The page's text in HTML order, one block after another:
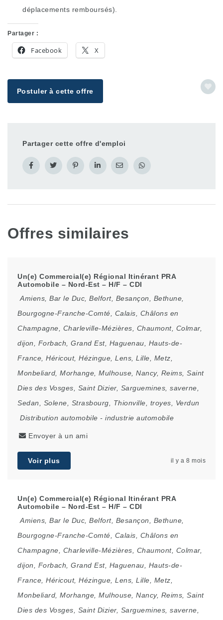
déplacements remboursés).
Partager :
Facebook X
Postuler à cette offre
Partager cette offre d'emploi
Offres similaires
Un(e) Commercial(e) Régional Itinérant PRA
Automobile – Nord-Est – H/F – CDI
Amiens Bar le Duc Belfort, Besançon Bethune
Bourgogne-Franche-Comté
Calais
Châlons en
Champagne
Charleville-Mézières Chaumont, Colmar,
dijon
Forbach Grand Est, Haguenau
Hauts-de-
France Héricout, Hézingue Lens Lille Metz
Monbeliard Morhange Mulhouse Nancy, Reims Saint
Dies des Vosges
Saint Dizier, Sarguemines saverne
Sedan
Solene Strasbourg Thionville troyes
Verdun
Distribution automobile - industrie automobile
Envoyer à un ami
Voir plus il y a 8 mois
Un(e) Commercial(e) Régional Itinérant PRA
Automobile – Nord-Est – H/F – CDI
Amiens Bar le Duc Belfort, Besançon Bethune
Bourgogne-Franche-Comté
Calais
Châlons en
Champagne
Charleville-Mézières Chaumont, Colmar,
dijon
Forbach Grand Est, Haguenau
Hauts-de-
France Héricout, Hézingue Lens Lille Metz
Monbeliard Morhange Mulhouse Nancy, Reims Saint
Dies des Vosges
Saint Dizier, Sarguemines saverne